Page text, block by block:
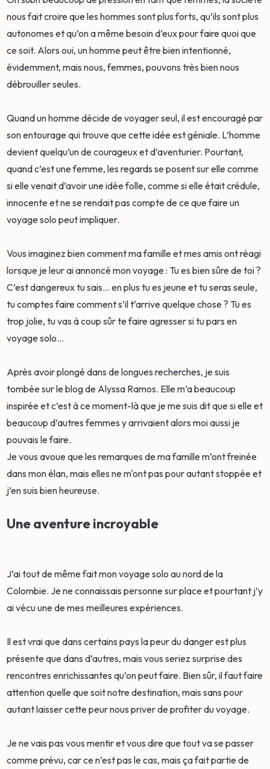
nous fait croire que les hommes sont plus forts, qu’ils sont plus
autonomes et qu’on a même besoin d’eux pour faire quoi que
ce soit. Alors oui, un homme peut être bien intentionné,
évidemment, mais nous, femmes, pouvons très bien nous
débrouiller seules.
Quand un homme décide de voyager seul, il est encouragé par
son entourage qui trouve que cette idée est géniale. L’homme
devient quelqu’un de courageux et d’aventurier. Pourtant,
quand c’est une femme, les regards se posent sur elle comme
si elle venait d’avoir une idée folle, comme si elle était crédule,
innocente et ne se rendait pas compte de ce que faire un
voyage solo peut impliquer.
Vous imaginez bien comment ma famille et mes amis ont réagi
lorsque je leur ai annoncé mon voyage : Tu es bien sûre de toi ?
C’est dangereux tu sais... en plus tu es jeune et tu seras seule,
tu comptes faire comment s’il t’arrive quelque chose ? Tu es
trop jolie, tu vas à coup sûr te faire agresser si tu pars en
voyage solo...
Après avoir plongé dans de longues recherches, je suis
tombée sur le blog de Alyssa Ramos. Elle m’a beaucoup
inspirée et c’est à ce moment-là que je me suis dit que si elle et
beaucoup d’autres femmes y arrivaient alors moi aussi je
pouvais le faire.
Je vous avoue que les remarques de ma famille m’ont freinée
dans mon élan, mais elles ne m'ont pas pour autant stoppée et
j’en suis bien heureuse.
Une aventure incroyable
J’ai tout de même fait mon voyage solo au nord de la
Colombie. Je ne connaissais personne sur place et pourtant j’y
ai vécu une de mes meilleures expériences.
Il est vrai que dans certains pays la peur du danger est plus
présente que dans d’autres, mais vous seriez surprise des
rencontres enrichissantes qu’on peut faire. Bien sûr, il faut faire
attention quelle que soit notre destination, mais sans pour
autant laisser cette peur nous priver de profiter du voyage.
Je ne vais pas vous mentir et vous dire que tout va se passer
comme prévu, car ce n’est pas le cas, mais ça fait partie de